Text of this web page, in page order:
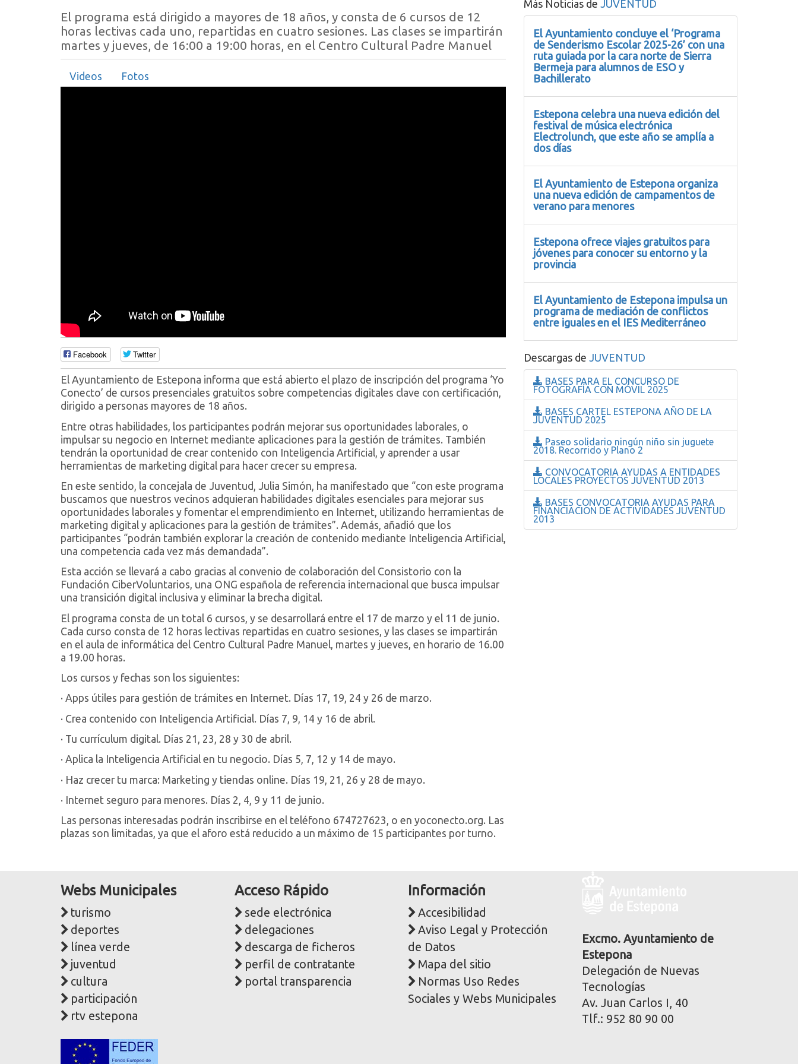
El programa está dirigido a mayores de 18 años, y consta de 6 cursos de 12
horas lectivas cada uno, repartidas en cuatro sesiones. Las clases se impartirán
martes y jueves, de 16:00 a 19:00 horas, en el Centro Cultural Padre Manuel
Videos Fotos
Facebook Twitter
El Ayuntamiento de Estepona informa que está abierto el plazo de inscripción del programa ‘Yo
Conecto’ de cursos presenciales gratuitos sobre competencias digitales clave con certificación,
dirigido a personas mayores de 18 años.
Entre otras habilidades, los participantes podrán mejorar sus oportunidades laborales, o
impulsar su negocio en Internet mediante aplicaciones para la gestión de trámites. También
tendrán la oportunidad de crear contenido con Inteligencia Artificial, y aprender a usar
herramientas de marketing digital para hacer crecer su empresa.
En este sentido, la concejala de Juventud, Julia Simón, ha manifestado que “con este programa
buscamos que nuestros vecinos adquieran habilidades digitales esenciales para mejorar sus
oportunidades laborales y fomentar el emprendimiento en Internet, utilizando herramientas de
marketing digital y aplicaciones para la gestión de trámites”. Además, añadió que los
participantes “podrán también explorar la creación de contenido mediante Inteligencia Artificial,
una competencia cada vez más demandada”.
Esta acción se llevará a cabo gracias al convenio de colaboración del Consistorio con la
Fundación CiberVoluntarios, una ONG española de referencia internacional que busca impulsar
una transición digital inclusiva y eliminar la brecha digital.
El programa consta de un total 6 cursos, y se desarrollará entre el 17 de marzo y el 11 de junio.
Cada curso consta de 12 horas lectivas repartidas en cuatro sesiones, y las clases se impartirán
en el aula de informática del Centro Cultural Padre Manuel, martes y jueves, en horario de 16.00
a 19.00 horas.
Los cursos y fechas son los siguientes:
· Apps útiles para gestión de trámites en Internet. Días 17, 19, 24 y 26 de marzo.
· Crea contenido con Inteligencia Artificial. Días 7, 9, 14 y 16 de abril.
· Tu currículum digital. Días 21, 23, 28 y 30 de abril.
· Aplica la Inteligencia Artificial en tu negocio. Días 5, 7, 12 y 14 de mayo.
· Haz crecer tu marca: Marketing y tiendas online. Días 19, 21, 26 y 28 de mayo.
· Internet seguro para menores. Días 2, 4, 9 y 11 de junio.
Las personas interesadas podrán inscribirse en el teléfono 674727623, o en yoconecto.org. Las
plazas son limitadas, ya que el aforo está reducido a un máximo de 15 participantes por turno.
Más Noticias de JUVENTUD
El Ayuntamiento concluye el ‘Programa
de Senderismo Escolar 2025-26’ con una
ruta guiada por la cara norte de Sierra
Bermeja para alumnos de ESO y
Bachillerato
Estepona celebra una nueva edición del
festival de música electrónica
Electrolunch, que este año se amplía a
dos días
El Ayuntamiento de Estepona organiza
una nueva edición de campamentos de
verano para menores
Estepona ofrece viajes gratuitos para
jóvenes para conocer su entorno y la
provincia
El Ayuntamiento de Estepona impulsa un
programa de mediación de conflictos
entre iguales en el IES Mediterráneo
Descargas de JUVENTUD
BASES PARA EL CONCURSO DE
FOTOGRAFÍA CON MÓVIL 2025
BASES CARTEL ESTEPONA AÑO DE LA
JUVENTUD 2025
Paseo solidario ningún niño sin juguete
2018. Recorrido y Plano 2
CONVOCATORIA AYUDAS A ENTIDADES
LOCALES PROYECTOS JUVENTUD 2013
BASES CONVOCATORIA AYUDAS PARA
FINANCIACION DE ACTIVIDADES JUVENTUD
2013
Webs Municipales
turismo
deportes
línea verde
juventud
cultura
participación
rtv estepona
Acceso Rápido
sede electrónica
delegaciones
descarga de ficheros
perfil de contratante
portal transparencia
Información
Accesibilidad
Aviso Legal y Protección
de Datos
Mapa del sitio
Normas Uso Redes
Sociales y Webs Municipales
corporativa
Excmo. Ayuntamiento de
Estepona
Delegación de Nuevas
Tecnologías
Av. Juan Carlos I, 40
Tlf.: 952 80 90 00